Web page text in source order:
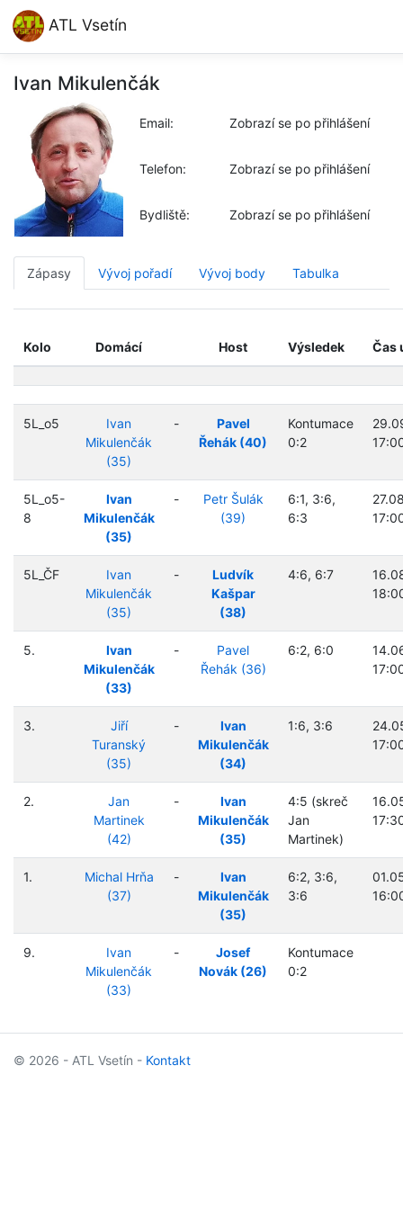
ATL Vsetín
Ivan Mikulenčák
Email: Zobrazí se po přihlášení
Telefon: Zobrazí se po přihlášení
Bydliště: Zobrazí se po přihlášení
Zápasy Vývoj pořadí Vývoj body Tabulka
Kolo Domácí Host Výsledek Čas
5L_o5
Ivan
Mikulenčák
(35)
-
Pavel
Řehák (40)
Kontumace
0:2
5L_o5-
8
Ivan
Mikulenčák
(35)
-
Petr Šulák
(39)
6:1, 3:6,
6:3
5L_ČF
Ivan
Mikulenčák
(35)
-
Ludvík
Kašpar
(38)
4:6, 6:7
5.
Ivan
Mikulenčák
(33)
-
Pavel
Řehák (36)
6:2, 6:0
3.
Jiří
Turanský
(35)
-
Ivan
Mikulenčák
(34)
1:6, 3:6
2.
Jan
Martinek
(42)
-
Ivan
Mikulenčák
(35)
4:5 (skreč
Jan
Martinek)
1.
Michal Hrňa
(37)
-
Ivan
Mikulenčák
(35)
6:2, 3:6,
3:6
9.
Ivan
Mikulenčák
(33)
-
Josef
Novák (26)
Kontumace
0:2
© 2026 - ATL Vsetín - Kontakt